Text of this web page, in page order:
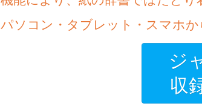
パソコン・タブレット・スマホか
ジ
収